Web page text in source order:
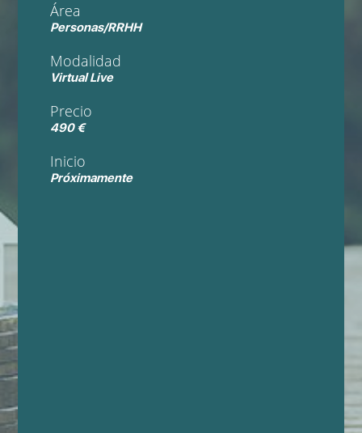
Área
Personas/RRHH
Modalidad
Virtual Live
Precio
490 €
Inicio
Próximamente